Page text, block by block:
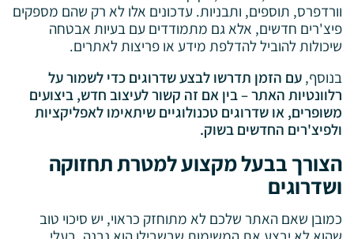
וורדפרס, תוספים, ותבניות. עדכונים אלו לא רק שהם מספקים
פיצ'רים חדשים, אלא גם מתמודדים עם בעיות אבטחה
שיכולות להוביל להדלפת מידע או פריצות לאתרים.
בנוסף,עם הזמן תדרשו לבצע שדרוגים כדי לשמור על
רלוונטיות האתר – בין אם זה קשור לעיצוב חדש, ביצועים
משופרים, או שדרוגים טכנולוגיים שיתאימו לאפליקציות
ולפיצ'רים החדשים בשוק.
הצורך בבעל מקצוע למטרת תחזוקה
ושדרוגים
כמובן שאם האתר שלכם לא מתוחזק כראוי, יש סיכוי טוב